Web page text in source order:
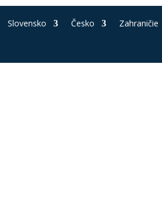
Slovensko Česko Zahraničie